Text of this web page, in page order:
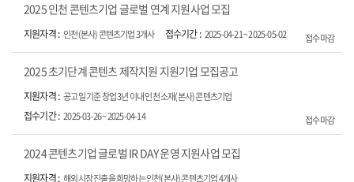
2025 인천 콘텐츠기업 글로벌 연계 지원사업 모집
인천(본사) 콘텐츠기업 3개사 2025-04-21 ~ 2025-05-02 접수마감
2025 초기단계 콘텐츠 제작지원 지원기업 모집공고
공고일 기준 창업 3년 이내 인천 소재(본사) 콘텐츠기업
2025-03-26 ~ 2025-04-14
접수마감
2024 콘텐츠기업 글로벌 IR DAY 운영 지원사업 모집
해외시장 진출을 희망하는 인천(본사) 콘텐츠기업 4개사